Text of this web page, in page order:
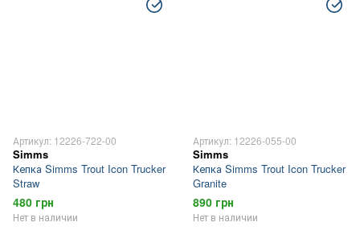
Артикул: 12226-722-00
Simms
Кепка Simms Trout Icon Trucker
Straw
480 грн
Нет в наличии
Артикул: 12226-055-00
Simms
Кепка Simms Trout Icon Trucker
Granite
890 грн
Нет в наличии